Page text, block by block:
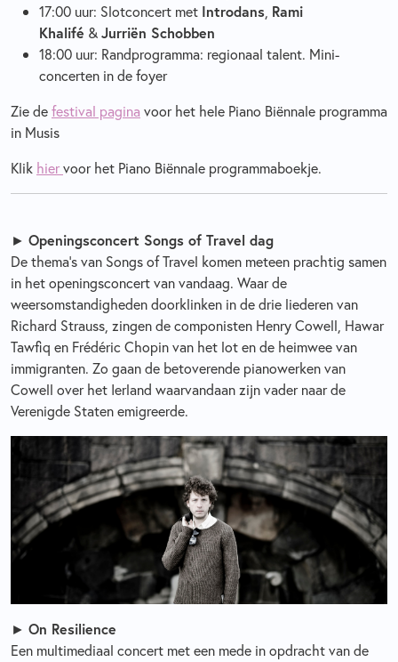
17:00 uur: Slotconcert met Introdans Rami
Khalifé &Jurriën Schobben
18:00 uur: Randprogramma: regionaal talent. Mini-
concerten in de foyer
Zie defestival pagina voor het hele Piano Biënnale programma
in Musis
Klik hiervoor het Piano Biënnale programmaboekje.
► Openingsconcert Songs of Travel dag
De thema’s van Songs of Travel komen meteen prachtig samen
in het openingsconcert van vandaag. Waar de
weersomstandigheden doorklinken in de drie liederen van
Richard Strauss, zingen de componisten Henry Cowell, Hawar
Tawfiq en Frédéric Chopin van het lot en de heimwee van
immigranten. Zo gaan de betoverende pianowerken van
Cowell over het Ierland waarvandaan zijn vader naar de
Verenigde Staten emigreerde.
► On Resilience
Een multimediaal concert met een mede in opdracht van de